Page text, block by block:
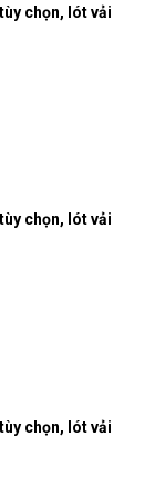
chọn, lót vải
chọn, lót vải
chọn, lót vải